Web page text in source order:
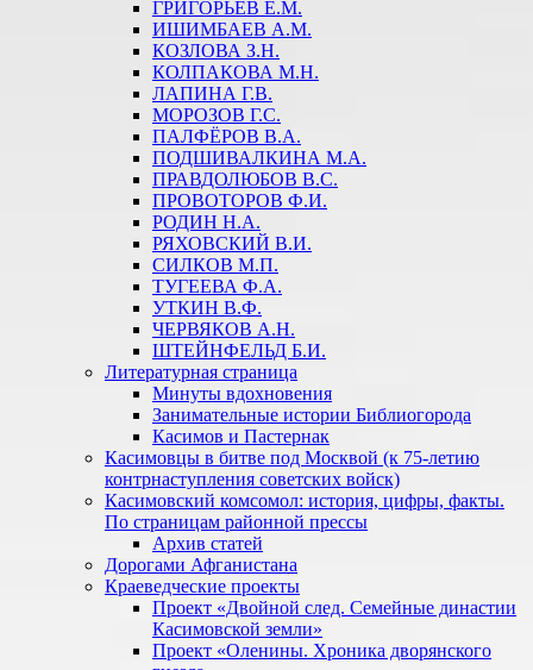
ГРИГОРЬЕВ Е.М.
ИШИМБАЕВ А.М.
КОЗЛОВА З.Н.
КОЛПАКОВА М.Н.
ЛАПИНА Г.В.
МОРОЗОВ Г.С.
ПАЛФЁРОВ В.А.
ПОДШИВАЛКИНА М.А.
ПРАВДОЛЮБОВ В.С.
ПРОВОТОРОВ Ф.И.
РОДИН Н.А.
РЯХОВСКИЙ В.И.
СИЛКОВ М.П.
ТУГЕЕВА Ф.А.
УТКИН В.Ф.
ЧЕРВЯКОВ А.Н.
ШТЕЙНФЕЛЬД Б.И.
Литературная страница
Минуты вдохновения
Занимательные истории Библиогорода
Касимов и Пастернак
Касимовцы в битве под Москвой (к 75-летию
контрнаступления советских войск)
Касимовский комсомол: история, цифры, факты.
По страницам районной прессы
Архив статей
Дорогами Афганистана
Краеведческие проекты
Проект «Двойной след. Семейные династии
Касимовской земли»
Проект «Оленины. Хроника дворянского